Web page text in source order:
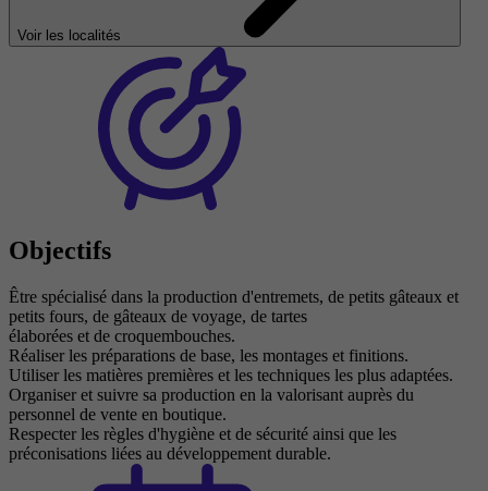
Voir les localités
Objectifs
Être spécialisé dans la production d'entremets, de petits gâteaux et
petits fours, de gâteaux de voyage, de tartes
élaborées et de croquembouches.
Réaliser les préparations de base, les montages et finitions.
Utiliser les matières premières et les techniques les plus adaptées.
Organiser et suivre sa production en la valorisant auprès du
personnel de vente en boutique.
Respecter les règles d'hygiène et de sécurité ainsi que les
préconisations liées au développement durable.